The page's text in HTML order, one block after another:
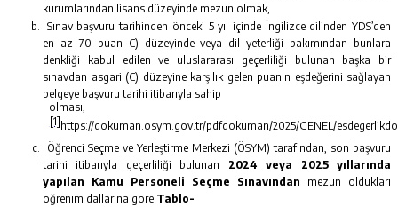
kurumlarından lisans düzeyinde mezun olmak,
Sınav başvuru tarihinden önceki 5 yıl içinde İngilizce dilinden YDS’den
en az 70 puan C) düzeyinde veya dil yeterliği bakımından bunlara
denkliği kabul edilen ve uluslararası geçerliliği bulunan başka bir
sınavdan asgari (C) düzeyine karşılık gelen puanın eşdeğerini sağlayan
belgeye başvuru tarihi itibarıyla sahip
olması,
[1] https://dokuman.osym.gov.tr/pdfdokuman/2025/GENEL/
Öğrenci Seçme ve Yerleştirme Merkezi (ÖSYM) tarafından, son başvuru
tarihi itibarıyla geçerliliği bulunan 2024 veya 2025 yıllarında
yapılan Kamu Personeli Seçme Sınavından mezun oldukları
öğrenim dallarına göre Tablo-